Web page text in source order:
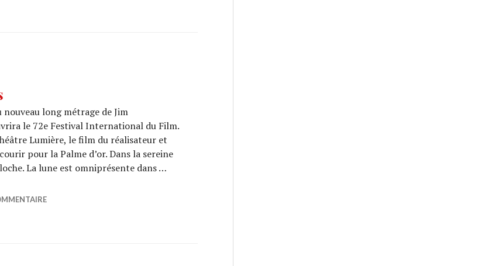
long métrage de Jim
le 72e Festival International du Film.
Lumière, le film du réalisateur et
pour la Palme d’or. Dans la sereine
La lune est omniprésente dans …